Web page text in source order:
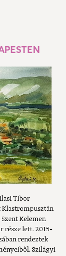
Tibor
Klastrompusztán
Kelemen
része lett. 2015-
rendeztek
Szilágyi